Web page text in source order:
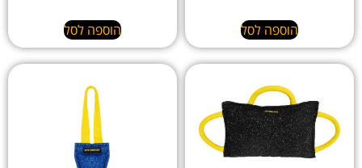
הוספה לסל הוספה לסל